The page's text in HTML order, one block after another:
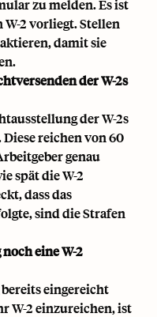
zu melden. Es ist
W-2 vorliegt. Stellen
damit sie
der W-2s
der W-2s
reichen von 60
genau
spät die W-2
dass das
sind die Strafen
eine W-2
eingereicht
W-2 einzureichen, ist